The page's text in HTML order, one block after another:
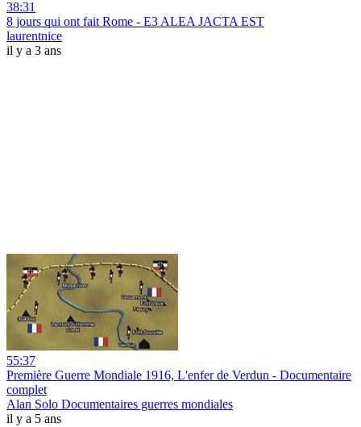
38:31
8 jours qui ont fait Rome - E3 ALEA JACTA EST
laurentnice
il y a 3 ans
55:37
Première Guerre Mondiale 1916, L'enfer de Verdun - Documentaire
complet
Alan Solo Documentaires guerres mondiales
il y a 5 ans